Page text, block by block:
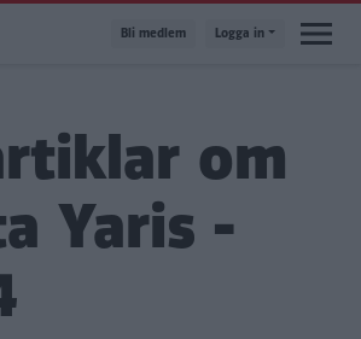
Bli medlem Logga in
om
Yaris -